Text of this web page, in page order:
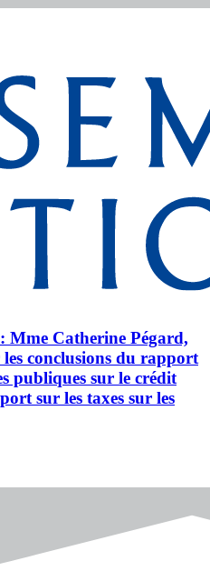
Mme Catherine Pégard,
conclusions du rapport
publiques sur le crédit
sur les taxes sur les